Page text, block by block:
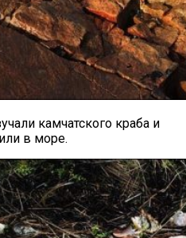
камчатского краба и
в море.